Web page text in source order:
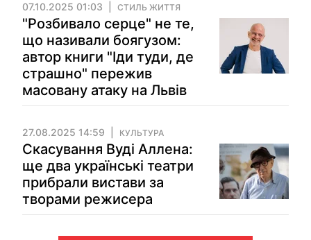
07.10.2025 01:03 СТИЛЬ ЖИТТЯ
"Розбивало серце" не те,
що називали боягузом:
автор книги "Іди туди, де
страшно" пережив
масовану атаку на Львів
27.08.2025 14:59 КУЛЬТУРА
Скасування Вуді Аллена:
ще два українські театри
прибрали вистави за
творами режисера